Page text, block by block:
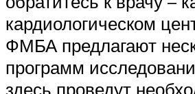
кардиологическом
ФМБА предлагают
программ
здесь проведут